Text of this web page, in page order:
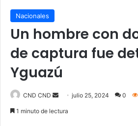
Nacionales
Un hombre con
de captura fue
Yguazú
CND CND
Sendjulio 25, 2024 0
1 minuto de lectura